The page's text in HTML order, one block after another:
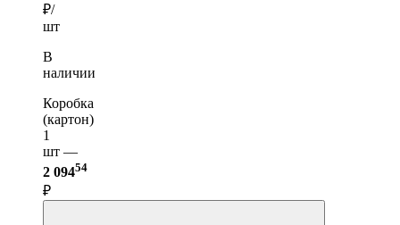
₽/
шт
В
наличии
Коробка
(картон)
1
шт —
2 09454
₽